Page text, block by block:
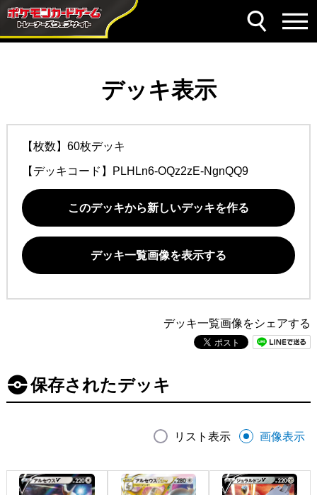
デッキ表示
【枚数】60枚デッキ
【デッキコード】 PLHLn6-OQz2zE-NgnQQ9
このデッキから新しいデッキを作る
デッキ一覧画像を表示する
デッキ一覧画像をシェアする
保存されたデッキ
リスト表示 画像表示